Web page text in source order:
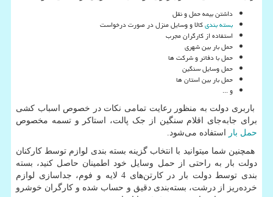
داشتن بیمه حمل و نقل
بسته بندیکالا و وسایل منزل در صورت درخواست
استفاده از کارگران مجرب
حمل بار بین شهری
حمل با دفاتر و شرکت ها
حمل وسایل سنگین
حمل بار بین استان ها
و ...
باربری دولت به منظور رعایت تمامی نکات در خصوص اسباب کشی
برای جابه‌جای اقلام سنگین از جک پالت، استاکر و تسمه مخصوص
حمل بار
استفاده می‌شود.
همچنین شما میتوانید با انتخاب گزینه بسته بندی لوازم توسط کارکنان
دولت بار به راحتی از حمل وسایل خود اطمینان حاصل کنید، بسته
بندی توسط دولت بار در کارتن‌های 4 لایه و فوم، جداسازی لوازم
خرده‌ریز از درشت، بسته‌بندی دقیق و حساب شده و کارگران خوشرو